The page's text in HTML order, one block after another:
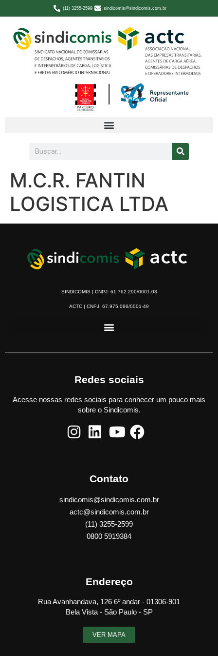
(11) 3255-2599 sindicomis@sindicomis.com.br
M.C.R. FANTIN
LOGISTICA LTDA
SINDICOMIS | CNPJ: 61.762.290/0001-03
ACTC | CNPJ: 67.975.086/0001-49
Redes sociais
Acesse nossas redes sociais para conhecer um pouco mais
sobre o Sindicomis.
Contato
sindicomis@sindicomis.com.br
actc@sindicomis.com.br
(11) 3255-2599
0800 5919384
Endereço
Rua Avanhandava, 126 6º andar - 01306-901
Bela Vista - São Paulo - SP
VER MAPA